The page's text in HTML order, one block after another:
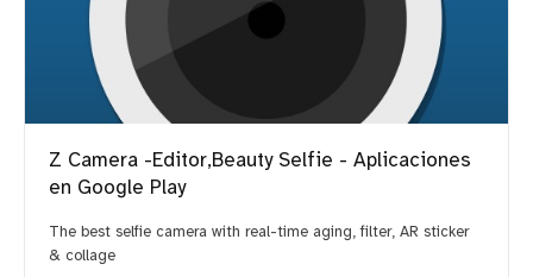
Z Camera -Editor,Beauty Selfie - Aplicaciones
en Google Play
The best selfie camera with real-time aging, filter, AR sticker
& collage